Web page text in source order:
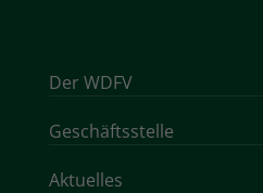
Der WDFV
Geschäftsstelle
Aktuelles